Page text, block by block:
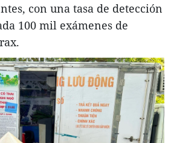
con una tasa de detección
100 mil exámenes de